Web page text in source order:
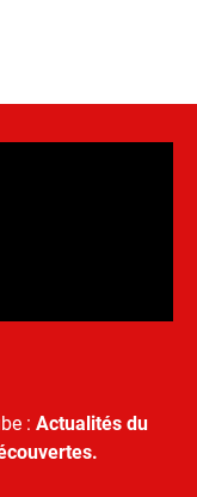
: Actualités du